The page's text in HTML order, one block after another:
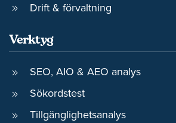
Drift & förvaltning
Verktyg
SEO, AIO & AEO analys
Sökordstest
Tillgänglighetsanalys